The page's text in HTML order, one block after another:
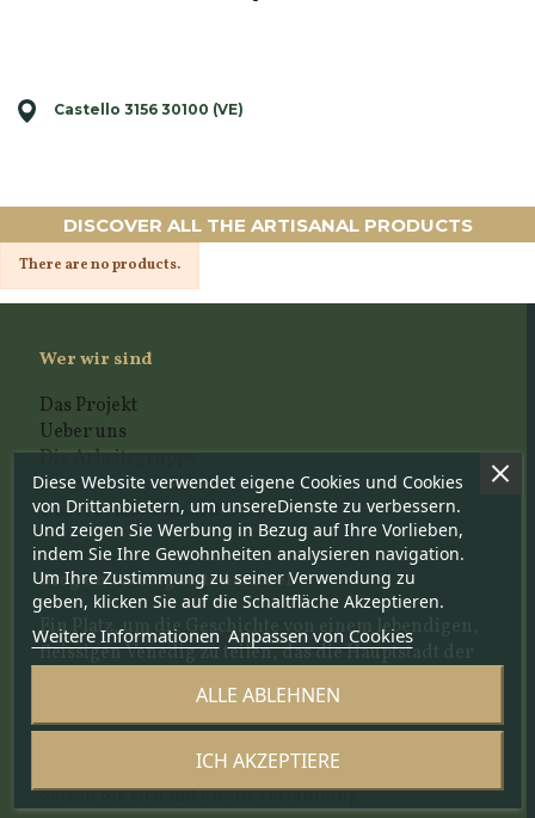
Castello 3156 30100 (VE)
DISCOVER ALL THE ARTISANAL PRODUCTS
There are no products.
Wer wir sind
Das Projekt
Ueber uns
Die Arbeitsgruppe
Der wissenschaftliche Ausschuss
Unsere Auswahlskriterien
Blog und Neuigkeitenartikel
Ein Platz, um die Geschichte von einem lebendigen,
fleissigen Venedig zu teilen, das die Hauptstadt der
Setzen Sie sich mit uns in Verbindung
Diese Website verwendet eigene Cookies und Cookies
von Drittanbietern, um unsereDienste zu verbessern.
Und zeigen Sie Werbung in Bezug auf Ihre Vorlieben,
indem Sie Ihre Gewohnheiten analysieren navigation.
Um Ihre Zustimmung zu seiner Verwendung zu
geben, klicken Sie auf die Schaltfläche Akzeptieren.
Weitere Informationen Anpassen von Cookies
ALLE ABLEHNEN
ICH AKZEPTIERE